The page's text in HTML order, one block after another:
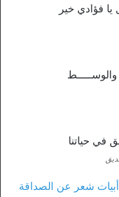
يا فؤادي خير
شعر عن الصداقة